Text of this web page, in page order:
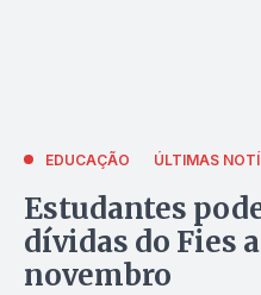
EDUCAÇÃO ÚLTIMAS
Estudantes
dívidas do Fies
novembro